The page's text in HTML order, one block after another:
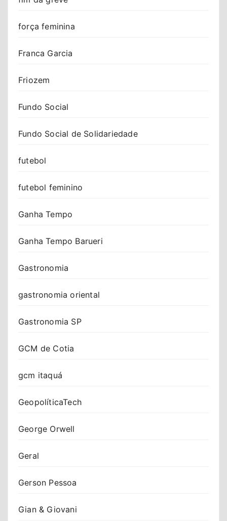
força feminina
Franca Garcia
Friozem
Fundo Social
Fundo Social de Solidariedade
futebol
futebol feminino
Ganha Tempo
Ganha Tempo Barueri
Gastronomia
gastronomia oriental
Gastronomia SP
GCM de Cotia
gcm itaquá
GeopolíticaTech
George Orwell
Geral
Gerson Pessoa
Gian & Giovani